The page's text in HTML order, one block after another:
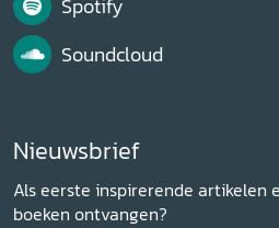
Spotify
Soundcloud
Nieuwsbrief
Als eerste inspirerende artikelen
boeken ontvangen?